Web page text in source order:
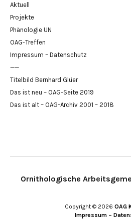
Aktuell
Projekte
Phänologie UN
OAG-Treffen
Impressum – Datenschutz
——
Titelbild Bernhard Glüer
Das ist neu – OAG-Seite 2019
Das ist alt – OAG-Archiv 2001 – 2018
Ornithologische
Copyright © 2026 OAG
Impressum –